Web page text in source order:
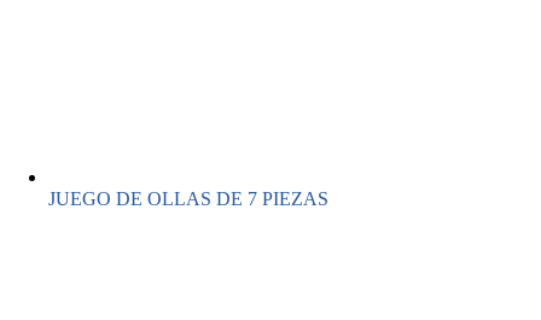
JUEGO DE OLLAS DE 7 PIEZAS